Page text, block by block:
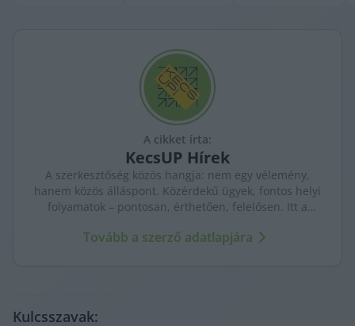
A cikket írta:
KecsUP Hírek
A szerkesztőség közös hangja: nem egy vélemény,
hanem közös álláspont. Közérdekű ügyek, fontos helyi
folyamatok – pontosan, érthetően, felelősen. Itt a
Tovább a szerző adatlapjára
Kulcsszavak: